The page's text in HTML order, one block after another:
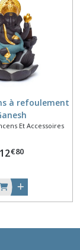
à refoulement
Et Accessoires
12€80